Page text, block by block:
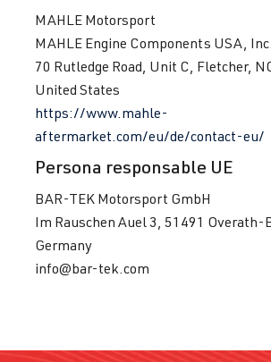
MAHLE Motorsport
MAHLE Engine Components USA, Inc.
70 Rutledge Road, Unit C, Fletcher,
United States
https://www.mahle-
aftermarket.com/eu/de/contact-eu/
Persona responsable UE
BAR-TEK Motorsport GmbH
Im Rauschen Auel 3, 51491 Overath-
Germany
info@bar-tek.com